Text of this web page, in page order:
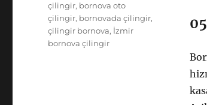
çilingir, bornova oto
çilingir, bornovada çilingir,
çilingir bornova, İzmir
bornova çilingir